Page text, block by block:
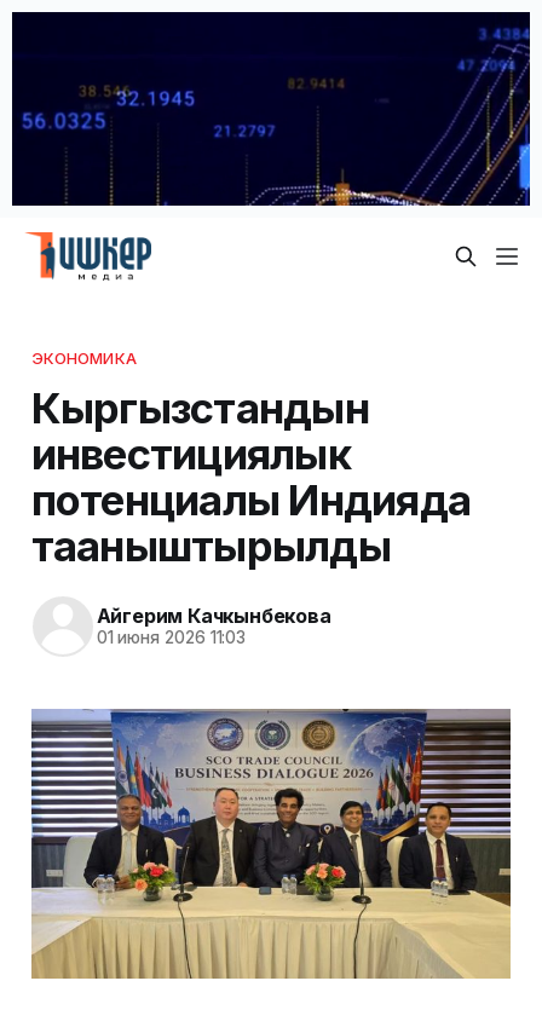
ЭКОНОМИКА
Кыргызстандын
инвестициялык
потенциалы Индияда
тааныштырылды
Айгерим Качкынбекова
01 июня 2026 11:03